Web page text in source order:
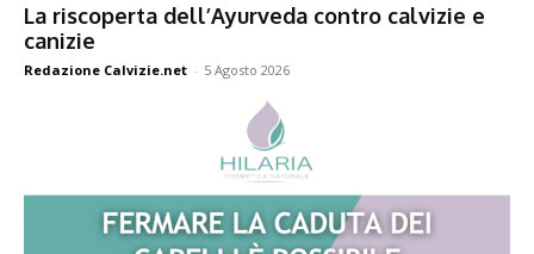
La riscoperta dell’Ayurveda contro calvizie e
canizie
Redazione Calvizie.net - 5 Agosto 2026